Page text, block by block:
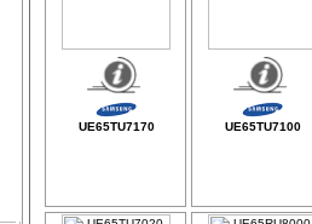
UE65TU7170 UE65TU7100